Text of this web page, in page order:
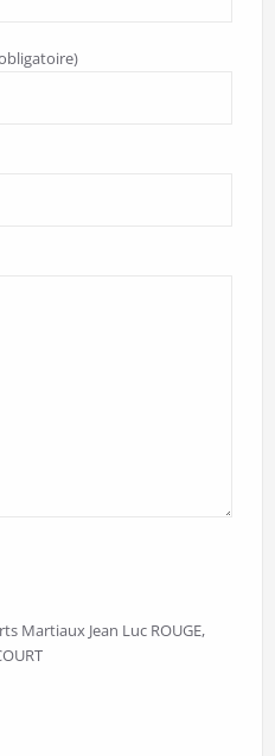
Martiaux Jean Luc ROUGE,